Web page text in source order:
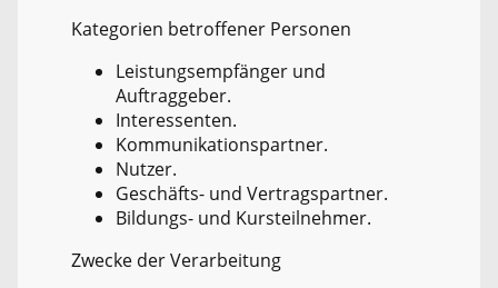
Kategorien betroffener Personen
Leistungsempfänger und
Auftraggeber.
Interessenten.
Kommunikationspartner.
Nutzer.
Geschäfts- und Vertragspartner.
Bildungs- und Kursteilnehmer.
Zwecke der Verarbeitung